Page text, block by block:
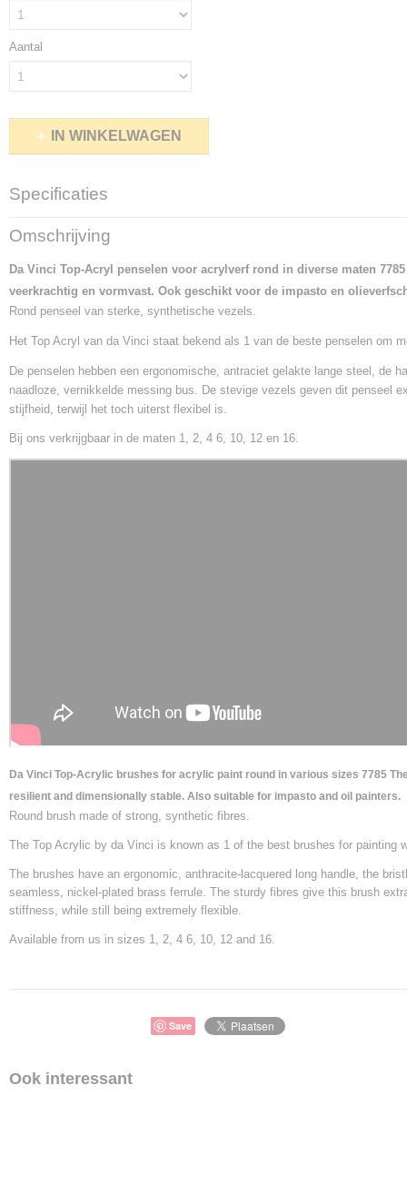
Aantal
IN WINKELWAGEN
Specificaties
Productcode
3930-11759
Netto gewicht
0,50 Kg
Bruto gewicht
Omschrijving
Da Vinci Top-Acryl penselen voor acrylverf rond in diverse maten
veerkrachtig en vormvast. Ook geschikt voor de impasto en
Rond penseel van sterke, synthetische vezels.
Het Top Acryl van da Vinci staat bekend als 1 van de beste penselen om
De penselen hebben een ergonomische, antraciet gelakte lange steel, de
naadloze, vernikkelde messing bus. De stevige vezels geven dit penseel
stijfheid, terwijl het toch uiterst flexibel is.
Bij ons verkrijgbaar in de maten 1, 2, 4 6, 10, 12 en 16.
Da Vinci Top-Acrylic brushes for acrylic paint round in various sizes 7785
resilient and dimensionally stable. Also suitable for impasto and oil painters.
Round brush made of strong, synthetic fibres.
The Top Acrylic by da Vinci is known as 1 of the best brushes for painting
The brushes have an ergonomic, anthracite-lacquered long handle, the
seamless, nickel-plated brass ferrule. The sturdy fibres give this brush
stiffness, while still being extremely flexible.
Available from us in sizes 1, 2, 4 6, 10, 12 and 16.
Save
Ook interessant